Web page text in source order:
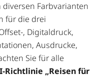
Farbvarianten
für die drei
, Digitaldruck,
Ausdrucke,
Sie für alle
Richtlinie „Reisen für